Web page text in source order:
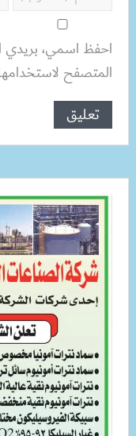
احفظ اسمي، بريدي
المتصفح